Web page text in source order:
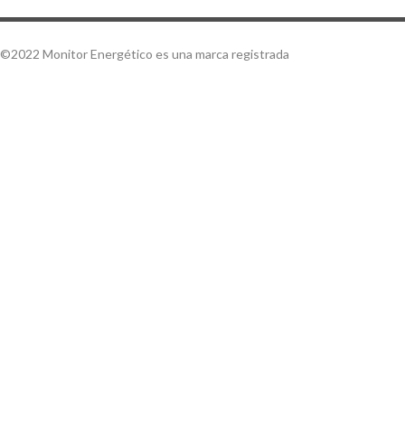
©2022 Monitor Energético es una marca registrada